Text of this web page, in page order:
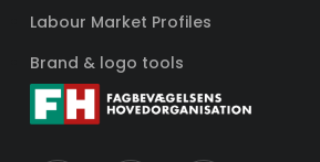
Labour Market Profiles
Brand & logo tools